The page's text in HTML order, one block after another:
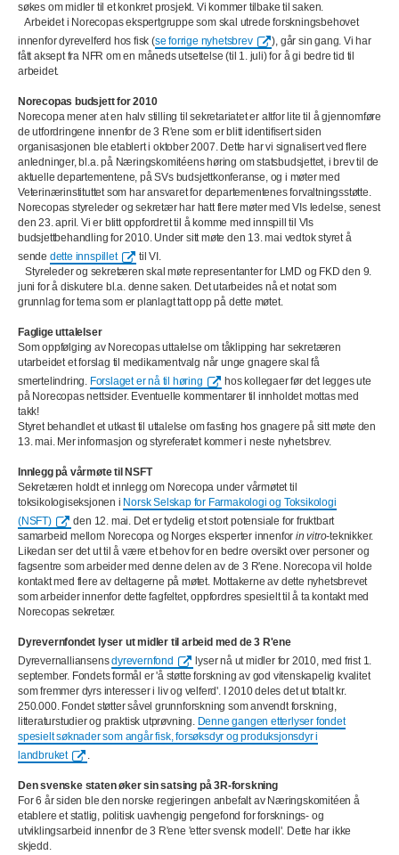
søkes om midler til et konkret prosjekt. Vi kommer tilbake til saken.
Arbeidet i Norecopas ekspertgruppe som skal utrede forskningsbehovet
innenfor dyrevelferd hos fisk (se forrige nyhetsbrev
), går sin gang. Vi har
fått aksept fra NFR om en måneds utsettelse (til 1. juli) for å gi bedre tid til
arbeidet.
Norecopas budsjett for 2010
Norecopa mener at en halv stilling til sekretariatet er altfor lite til å gjennomføre
de utfordringene innenfor de 3 R'ene som er blitt identifisert siden
organisasjonen ble etablert i oktober 2007. Dette har vi signalisert ved flere
anledninger, bl.a. på Næringskomitéens høring om statsbudsjettet, i brev til de
aktuelle departementene, på SVs budsjettkonferanse, og i møter med
Veterinærinstituttet som har ansvaret for departementenes forvaltningsstøtte.
Norecopas styreleder og sekretær har hatt flere møter med VIs ledelse, senest
den 23. april. Vi er blitt oppfordret til å komme med innspill til VIs
budsjettbehandling for 2010. Under sitt møte den 13. mai vedtok styret å
sende dette innspillet
til VI.
Styreleder og sekretæren skal møte representanter for LMD og FKD den 9.
juni for å diskutere bl.a. denne saken. Det utarbeides nå et notat som
grunnlag for tema som er planlagt tatt opp på dette møtet.
Faglige uttalelser
Som oppfølging av Norecopas uttalelse om tåklipping har sekretæren
utarbeidet et forslag til medikamentvalg når unge gnagere skal få
smertelindring. Forslaget er nå til høring
hos kollegaer før det legges ute
på Norecopas nettsider. Eventuelle kommentarer til innholdet mottas med
takk!
Styret behandlet et utkast til uttalelse om fasting hos gnagere på sitt møte den
13. mai. Mer informasjon og styreferatet kommer i neste nyhetsbrev.
Innlegg på vårmøte til NSFT
Sekretæren holdt et innlegg om Norecopa under vårmøtet til
toksikologiseksjonen i Norsk Selskap for Farmakologi og Toksikologi
(NSFT)
den 12. mai. Det er tydelig et stort potensiale for fruktbart
samarbeid mellom Norecopa og Norges eksperter innenfor in vitro-teknikker.
Likedan ser det ut til å være et behov for en bedre oversikt over personer og
fagsentre som arbeider med denne delen av de 3 R'ene. Norecopa vil holde
kontakt med flere av deltagerne på møtet. Mottakerne av dette nyhetsbrevet
som arbeider innenfor dette fagfeltet, oppfordres spesielt til å ta kontakt med
Norecopas sekretær.
Dyrevernfondet lyser ut midler til arbeid med de 3 R'ene
Dyrevernalliansensdyrevernfond
lyser nå ut midler for 2010, med frist 1.
september. Fondets formål er 'å støtte forskning av god vitenskapelig kvalitet
som fremmer dyrs interesser i liv og velferd'. I 2010 deles det ut totalt kr.
250.000. Fondet støtter såvel grunnforskning som anvendt forskning,
litteraturstudier og praktisk utprøvning. Denne gangen etterlyser fondet
spesielt søknader som angår fisk, forsøksdyr og produksjonsdyr i
landbruket
.
Den svenske staten øker sin satsing på 3R-forskning
For 6 år siden ble den norske regjeringen anbefalt av Næringskomitéen å
etablere et statlig, politisk uavhengig pengefond for forsknings- og
utviklingsarbeid innenfor de 3 R'ene 'etter svensk modell'. Dette har ikke
skjedd.